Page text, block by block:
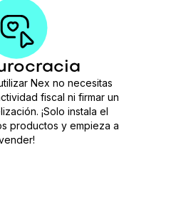
Nex no necesitas
fiscal ni firmar un
¡Solo instala el
productos y empieza a